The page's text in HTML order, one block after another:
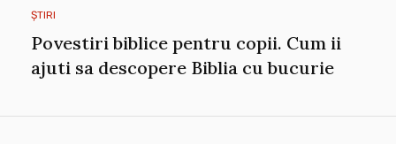
ȘTIRI
Povestiri biblice pentru copii. Cum ii
ajuti sa descopere Biblia cu bucurie